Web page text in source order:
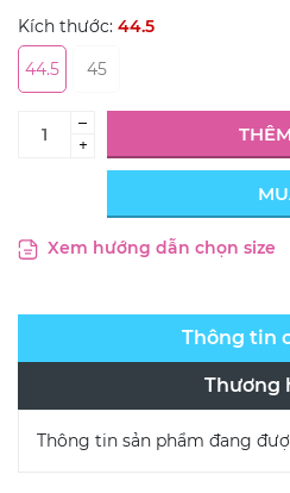
Kích thước: 44.5
44.5
45
–
+
Xem hướng dẫn chọn size
Thông tin
Thương
Thông tin sản phẩm đang